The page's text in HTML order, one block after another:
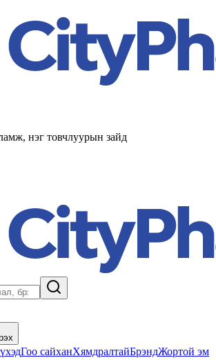
нэг товчлуурын зайд
Гоо сайханХямдралтайБрэндЖортой эм